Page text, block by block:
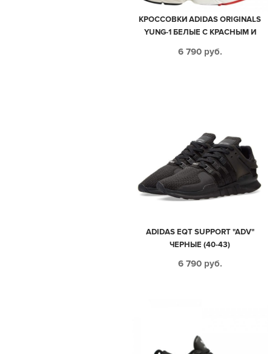
КРОССОВКИ АDIDAS ORIGINALS
YUNG-1 БЕЛЫЕ С КРАСНЫМ И
6 790 руб.
ADIDAS EQT SUPPORT "ADV"
ЧЕРНЫЕ (40-43)
6 790 руб.